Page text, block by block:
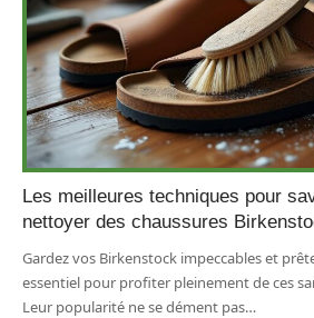
Les meilleures techniques pour
nettoyer des chaussures
Gardez vos Birkenstock impeccables et
essentiel pour profiter pleinement de ces
Leur popularité ne se dément pas…